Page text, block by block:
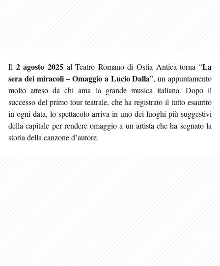
Il 2 agosto 2025al Teatro Romano di Ostia Antica torna “La
sera dei miracoli – Omaggio a Lucio Dalla”, un appuntamento
molto atteso da chi ama la grande musica italiana. Dopo il
successo del primo tour teatrale, che ha registrato il tutto esaurito
in ogni data, lo spettacolo arriva in uno dei luoghi più suggestivi
della capitale per rendere omaggio a un artista che ha segnato la
storia della canzone d’autore.